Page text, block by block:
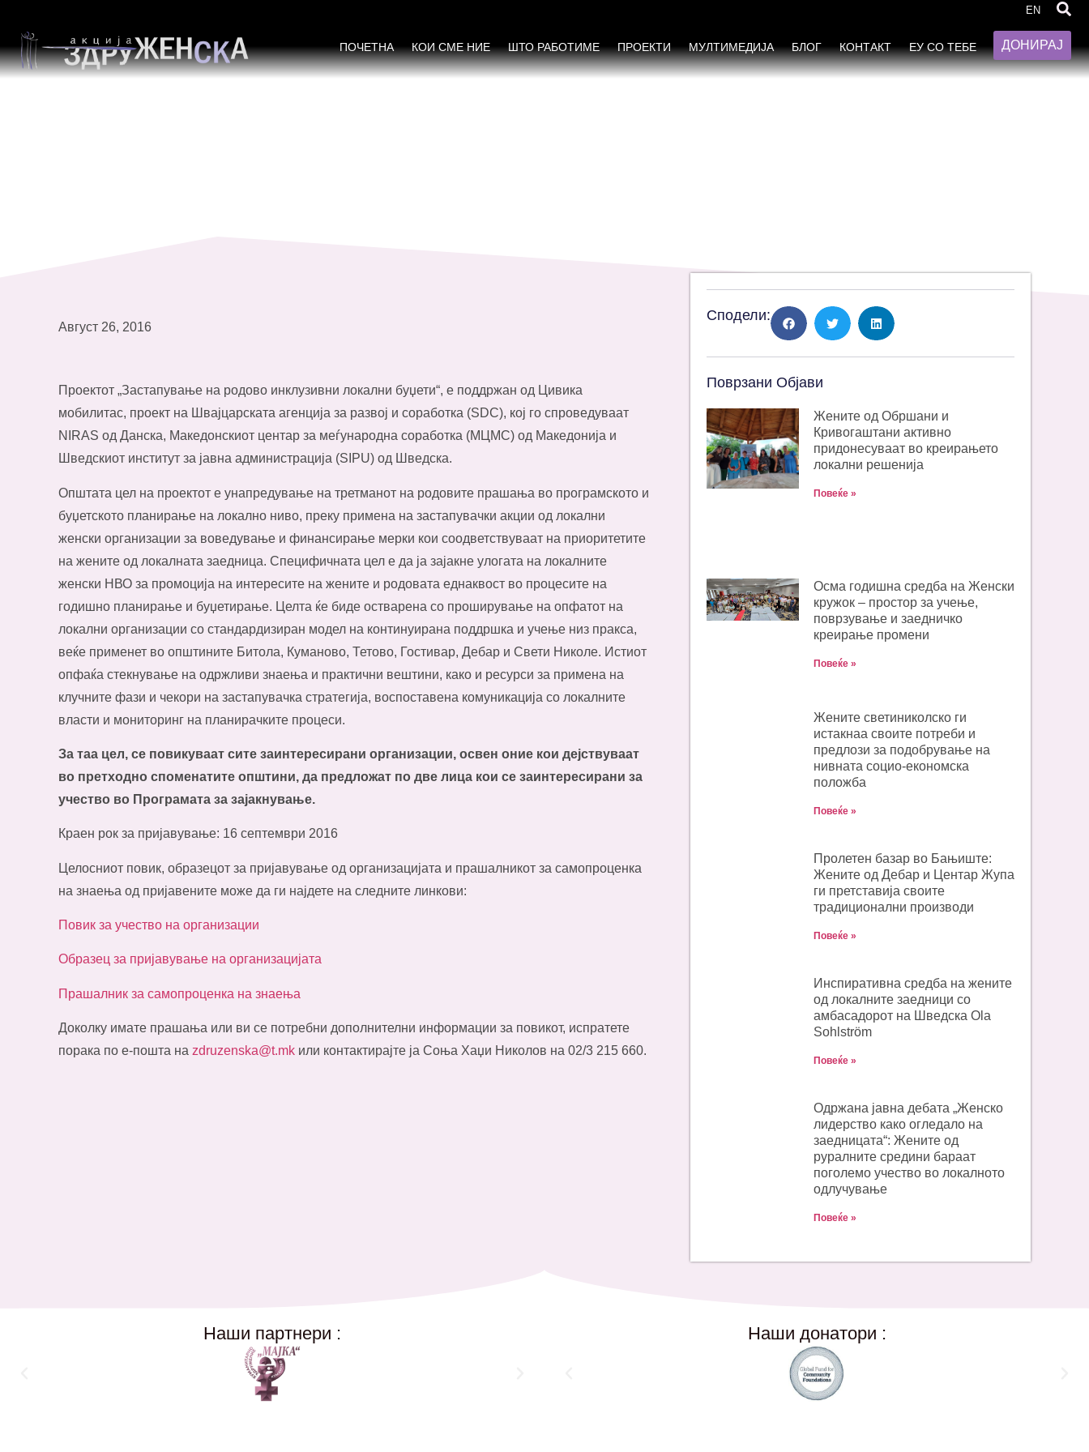
EN
ПОЧЕТНА КОИ СМЕ НИЕ ШТО РАБОТИМЕ ПРОЕКТИ МУЛТИМЕДИЈА БЛОГ КОНТАКТ ЕУ СО ТЕБЕ ДОНИРАЈ
капацитетите во рамките на проектот „Застапување на родово инклузивни локални буџети“
Август 26, 2016
Проектот „Застапување на родово инклузивни локални буџети“, е поддржан од Цивика
мобилитас, проект на Швајцарската агенција за развој и соработка (SDC), кој го спроведуваат
NIRAS од Данска, Македонскиот центар за меѓународна соработка (МЦМС) од Македонија и
Шведскиот институт за јавна администрација (SIPU) од Шведска.
Општата цел на проектот е унапредување на третманот на родовите прашања во програмското и
буџетското планирање на локално ниво, преку примена на застапувачки акции од локални
женски организации за воведување и финансирање мерки кои соодветствуваат на приоритетите
на жените од локалната заедница. Специфичната цел е да ја зајакне улогата на локалните
женски НВО за промоција на интересите на жените и родовата еднаквост во процесите на
годишно планирање и буџетирање. Целта ќе биде остварена со проширување на опфатот на
локални организации со стандардизиран модел на континуирана поддршка и учење низ пракса,
веќе применет во општините Битола, Куманово, Тетово, Гостивар, Дебар и Свети Николе. Истиот
опфаќа стекнување на одржливи знаења и практични вештини, како и ресурси за примена на
клучните фази и чекори на застапувачка стратегија, воспоставена комуникација со локалните
власти и мониторинг на планирачките процеси.
За таа цел, се повикуваат сите заинтересирани организации, освен оние кои дејствуваат
во претходно споменатите општини, да предложат по две лица кои се заинтересирани за
учество во Програмата за зајакнување.
Краен рок за пријавување: 16 септември 2016
Целосниот повик, образецот за пријавување од организацијата и прашалникот за самопроценка
на знаења од пријавените може да ги најдете на следните линкови:
Повик за учество на организации
Образец за пријавување на организацијата
Прашалник за самопроценка на знаења
Доколку имате прашања или ви се потребни дополнителни информации за повикот, испратете
порака по е-пошта на zdruzenska@t.mk или контактирајте ја Соња Хаџи Николов на 02/3 215 660.
Сподели:
Поврзани Објави
Жените од Обршани и
Кривогаштани активно
придонесуваат во креирањето
локални решенија
Повеќе »
Oсма годишна средба на Женски
кружок – простор за учење,
поврзување и заедничко
креирање промени
Повеќе »
Жените светиниколско ги
истакнаа своите потреби и
предлози за подобрување на
нивната социо-економска
положба
Повеќе »
Пролетен базар во Бањиште:
Жените од Дебар и Центар Жупа
ги претставија своите
традиционални производи
Повеќе »
Инспиративна средба на жените
од локалните заедници со
амбасадорот на Шведска Ola
Sohlström
Повеќе »
Одржана јавна дебата „Женско
лидерство како огледало на
заедницата“: Жените од
руралните средини бараат
поголемо учество во локалното
одлучување
Повеќе »
Наши партнери : Наши донатори :